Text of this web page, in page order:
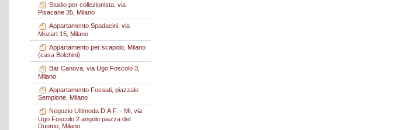
Studio per collezionista, via
Pisacane 35, Milano
Appartamento Spadacini, via
Mozart 15, Milano
Appartamento per scapolo, Milano
(casa Bolchini)
Bar Canova, via Ugo Foscolo 3,
Milano
Appartamento Fossati, piazzale
Sempione, Milano
Negozio Ultimoda D.A.F. - Mi, via
Ugo Foscolo 2 angolo piazza del
Duomo, Milano